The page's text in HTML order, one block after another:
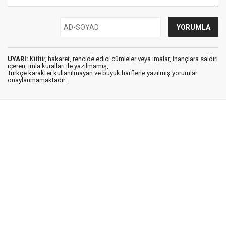
UYARI: Küfür, hakaret, rencide edici cümleler veya imalar, inançlara saldırı
içeren, imla kuralları ile yazılmamış,
Türkçe karakter kullanılmayan ve büyük harflerle yazılmış yorumlar
onaylanmamaktadır.